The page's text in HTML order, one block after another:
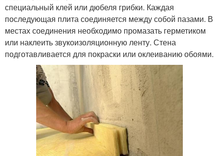
специальный клей или дюбеля грибки. Каждая
последующая плита соединяется между собой пазами. В
местах соединения необходимо промазать герметиком
или наклеить звукоизоляционную ленту. Стена
подготавливается для покраски или оклеиванию обоями.